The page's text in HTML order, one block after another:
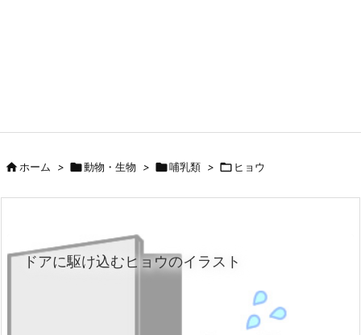
ホーム > 動物・生物 > 哺乳類 >  ヒョウ
ドアに駆け込むヒョウのイラスト